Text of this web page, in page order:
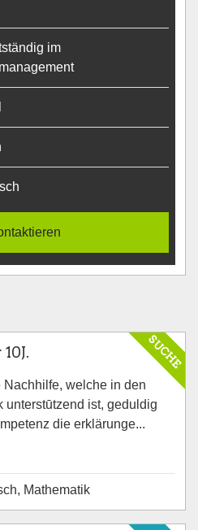
im
SUCHE
welche in den
unterstūtzend ist, geduldig
die erklärunge...
Mathematik